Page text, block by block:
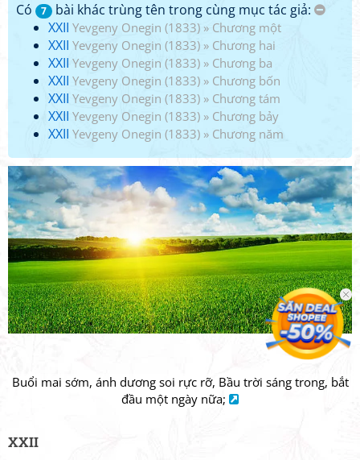
Có 7
bài khác trùng tên trong cùng mục tác giả:
XXII Yevgeny Onegin (1833) » Chương một
XXII Yevgeny Onegin (1833) » Chương hai
XXII Yevgeny Onegin (1833) » Chương ba
XXII Yevgeny Onegin (1833) » Chương bốn
XXII Yevgeny Onegin (1833) » Chương tám
XXII Yevgeny Onegin (1833) » Chương bảy
XXII Yevgeny Onegin (1833) » Chương năm
Buổi mai sớm, ánh dương soi rực rỡ, Bầu trời sáng trong, bắt
đầu một ngày nữa;
XXII